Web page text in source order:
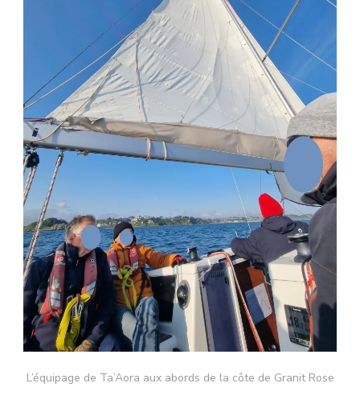
L’équipage de Ta’Aora aux abords de la côte de Granit Rose